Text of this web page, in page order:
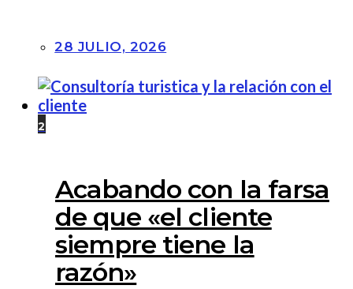
28 JULIO, 2026
2
Acabando con la farsa
de que «el cliente
siempre tiene la
razón»